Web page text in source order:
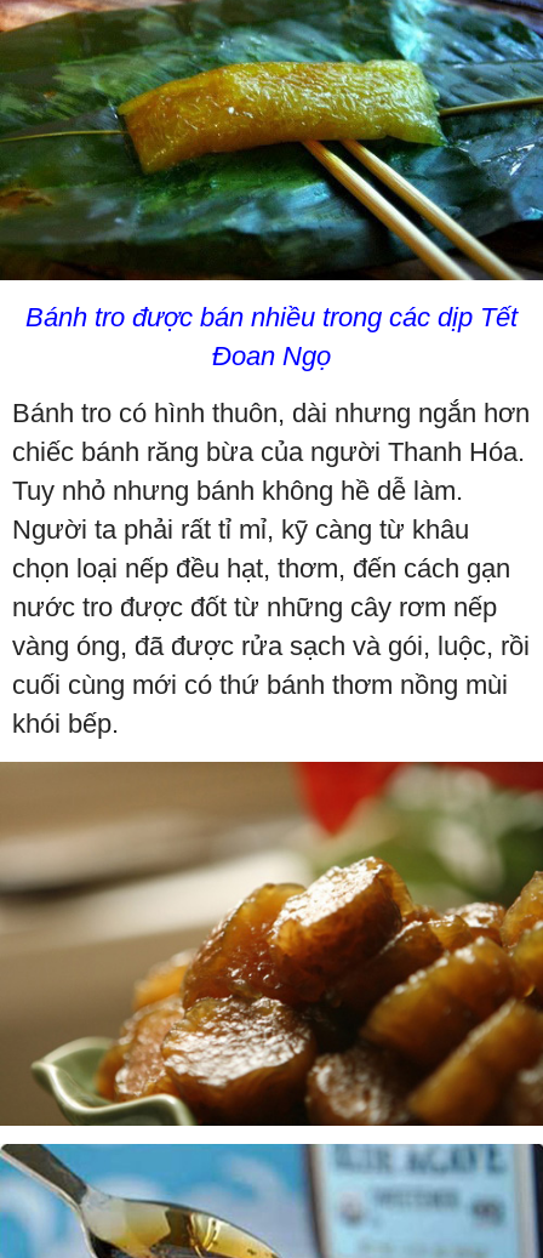
Bánh tro được bán nhiều trong các dịp Tết
Đoan Ngọ
Bánh tro có hình thuôn, dài nhưng ngắn hơn
chiếc bánh răng bừa của người Thanh Hóa.
Tuy nhỏ nhưng bánh không hề dễ làm.
Người ta phải rất tỉ mỉ, kỹ càng từ khâu
chọn loại nếp đều hạt, thơm, đến cách gạn
nước tro được đốt từ những cây rơm nếp
vàng óng, đã được rửa sạch và gói, luộc, rồi
cuối cùng mới có thứ bánh thơm nồng mùi
khói bếp.